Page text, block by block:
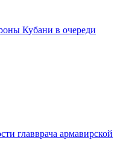
Кубани в очереди
главврача армавирской